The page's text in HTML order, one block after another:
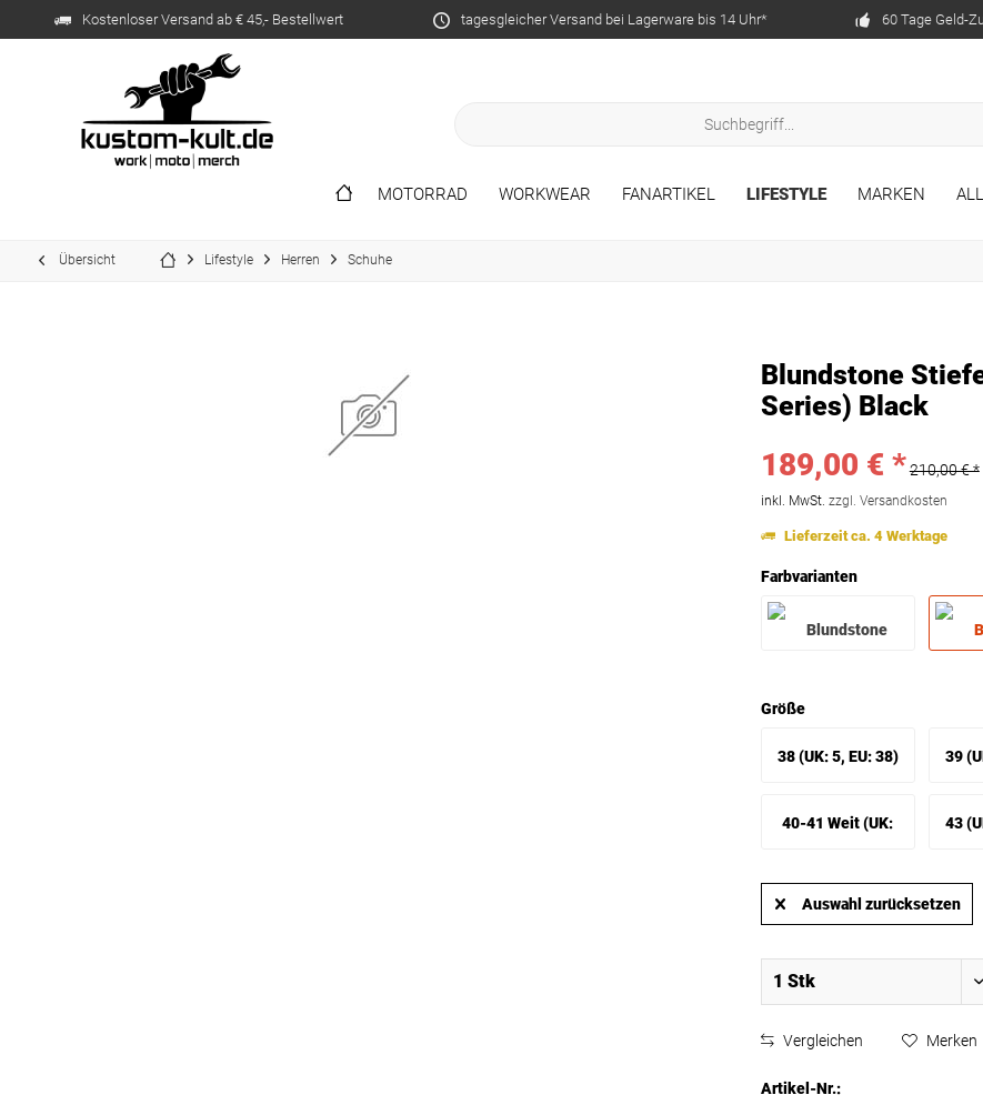
Kostenloser Versand ab € 45,- Bestellwert tagesgleicher Versand bei Lagerware bis 14 Uhr* 60 Tage Geld-
MOTORRAD WORKWEAR FANARTIKEL LIFESTYLE MARKEN
Übersicht Lifestyle Herren Schuhe
Blundstone
Series) Black
189,00 € *210,00 € *
inkl. MwSt. zzgl. Versandkosten
Lieferzeit ca. 4 Werktage
Farbvarianten
Größe
38 (UK: 5, EU: 38) 39
40-41 Weit (UK:
43
Auswahl zurücksetzen
Vergleichen Merken
Artikel-Nr.: